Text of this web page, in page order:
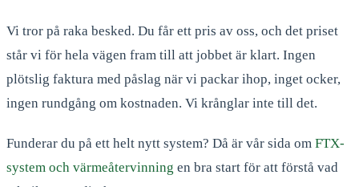
Vi tror på raka besked. Du får ett pris av oss, och det priset
står vi för hela vägen fram till att jobbet är klart. Ingen
plötslig faktura med påslag när vi packar ihop, inget ocker,
ingen rundgång om kostnaden. Vi krånglar inte till det.
Funderar du på ett helt nytt system? Då är vår sida om FTX-
system och värmeåtervinning en bra start för att förstå vad